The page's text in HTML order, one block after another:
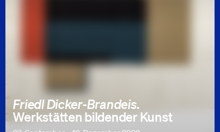
Friedl Dicker-Brandeis.
Werkstätten bildender Kunst